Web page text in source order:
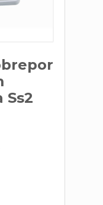
Ss2